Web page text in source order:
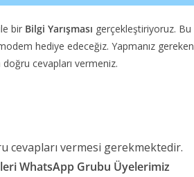
bir Bilgi Yarışması gerçekleştiriyoruz. Bu
hediye edeceğiz. Yapmanız gereken
cevapları vermeniz.
cevapları vermesi gerekmektedir.
WhatsApp Grubu Üyelerimiz